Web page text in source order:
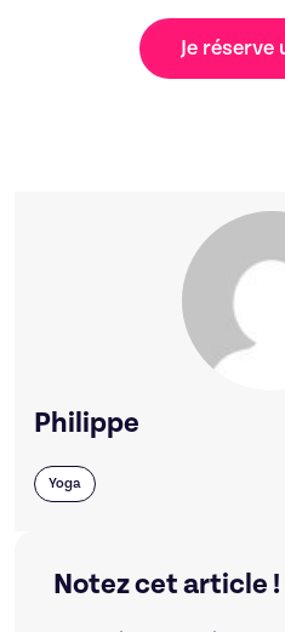
Je réserve
Philippe
Yoga
Notez cet article !